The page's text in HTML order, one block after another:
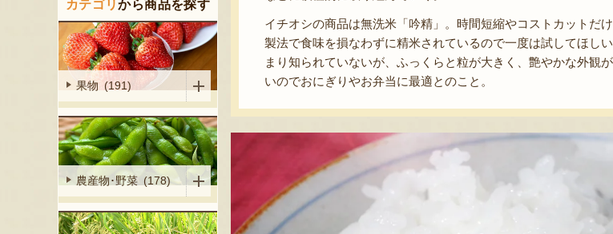
イチオシの商品は無洗米「吟精」。時間短縮やコストカットだ
製法で食味を損なわずに精米されているので一度は試してほし
まり知られていないが、ふっくらと粒が大きく、艶やかな外観
いのでおにぎりやお弁当に最適とのこと。
カテゴリから商品を探す
果物 (191)
農産物･野菜 (178)